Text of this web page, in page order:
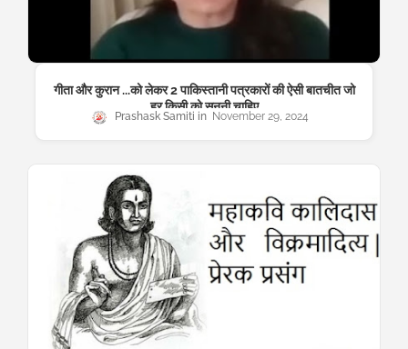
गीता और कुरान ...को लेकर 2 पाकिस्तानी पत्रकारों की ऐसी बातचीत जो
हर किसी को सुननी चाहिए
Prashask Samiti November 29, 2024